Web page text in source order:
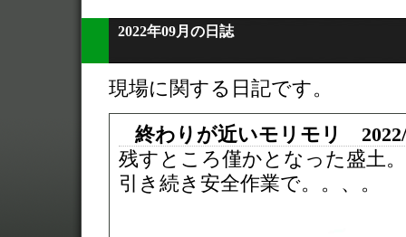
2022年09月の日誌
現場に関する日記です。
終わりが近いモリモリ
残すところ僅かとなった盛土。
引き続き安全作業で。。、。